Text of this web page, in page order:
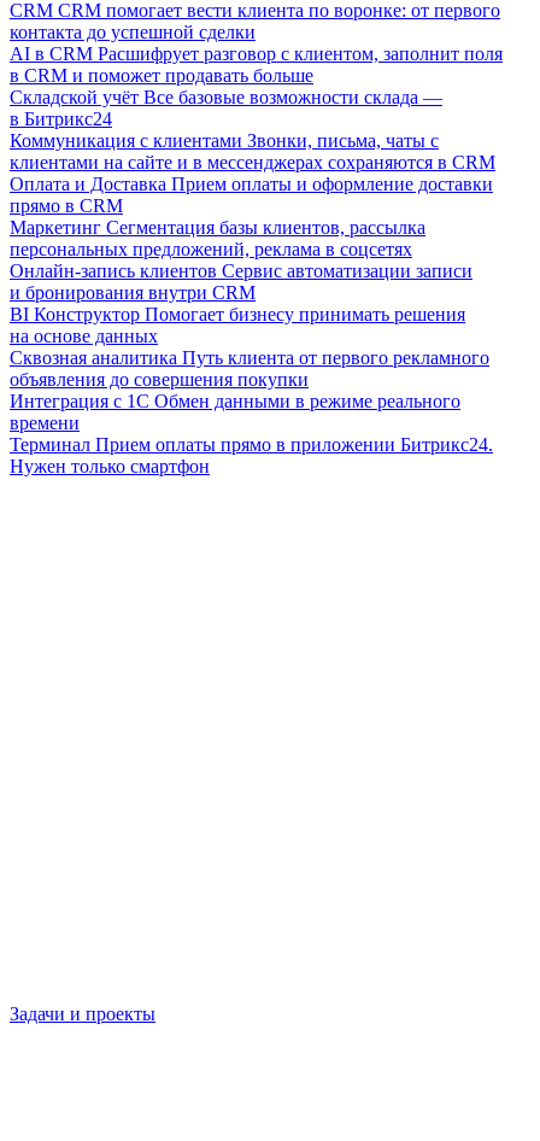
CRM CRM помогает вести клиента по воронке: от первого
контакта до успешной сделки
AI в CRM Расшифрует разговор с клиентом, заполнит поля
в CRM и поможет продавать больше
Складской учёт Все базовые возможности склада —
в Битрикс24
Коммуникация с клиентами Звонки, письма, чаты с
клиентами на сайте и в мессенджерах сохраняются в CRM
Оплата и Доставка Прием оплаты и оформление доставки
прямо в CRM
Маркетинг Сегментация базы клиентов, рассылка
персональных предложений, реклама в соцсетях
Онлайн-запись клиентов Сервис автоматизации записи
и бронирования внутри CRM
BI Конструктор Помогает бизнесу принимать решения
на основе данных
Сквозная аналитика Путь клиента от первого рекламного
объявления до совершения покупки
Интеграция с 1С Обмен данными в режиме реального
времени
Терминал Прием оплаты прямо в приложении Битрикс24.
Нужен только смартфон
Задачи и проекты